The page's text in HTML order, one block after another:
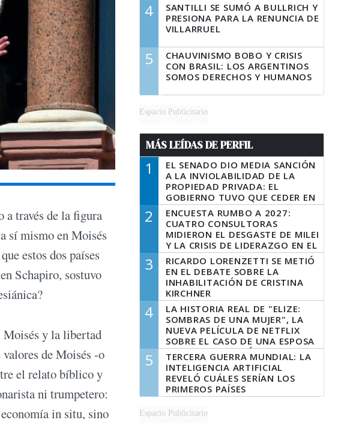
través de la figura
sí mismo en Moisés
estos dos países
Schapiro, sostuvo
Moisés y la libertad
de Moisés -o
el relato bíblico y
ni trumpetero:
in situ, sino
4
SANTILLI SE SUMÓ A BULLRICH Y
PRESIONA PARA LA RENUNCIA DE
VILLARRUEL
5
CHAUVINISMO BOBO Y CRISIS
CON BRASIL: LOS ARGENTINOS
SOMOS DERECHOS Y HUMANOS
Espacio Publicitario
MÁS LEÍDAS DE PERFIL
1
EL SENADO DIO MEDIA SANCIÓN
A LA INVIOLABILIDAD DE LA
PROPIEDAD PRIVADA: EL
GOBIERNO TUVO QUE CEDER EN
LA LEY DEL MANEJO DEL FUEGO
2
ENCUESTA RUMBO A 2027:
CUATRO CONSULTORAS
MIDIERON EL DESGASTE DE MILEI
Y LA CRISIS DE LIDERAZGO EN EL
PERONISMO
3
RICARDO LORENZETTI SE METIÓ
EN EL DEBATE SOBRE LA
INHABILITACIÓN DE CRISTINA
KIRCHNER
4
LA HISTORIA REAL DE "ELIZE:
SOMBRAS DE UNA MUJER", LA
NUEVA PELÍCULA DE NETFLIX
SOBRE EL CASO DE UNA ESPOSA
QUE DESCUARTIZÓ A SU
MARIDO
5
TERCERA GUERRA MUNDIAL: LA
INTELIGENCIA ARTIFICIAL
REVELÓ CUÁLES SERÍAN LOS
PRIMEROS PAÍSES
LATINOAMERICANOS EN SER
DERROTADOS
Espacio Publicitario